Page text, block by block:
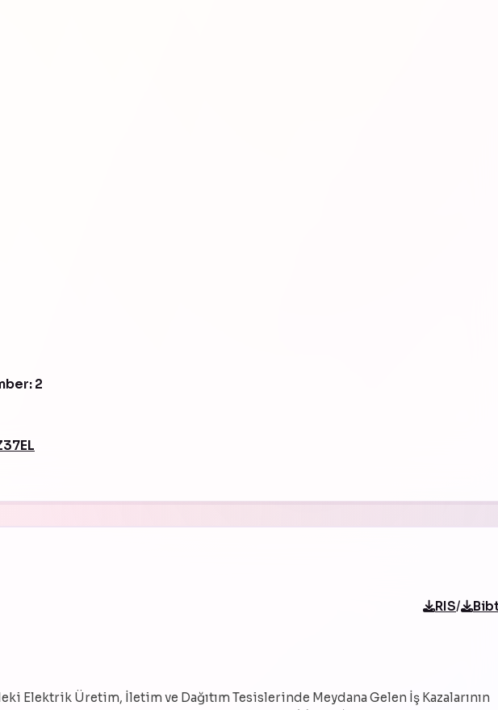
2
RIS/
Elektrik Üretim, İletim ve Dağıtım Tesislerinde Meydana Gelen İş Kazalarının